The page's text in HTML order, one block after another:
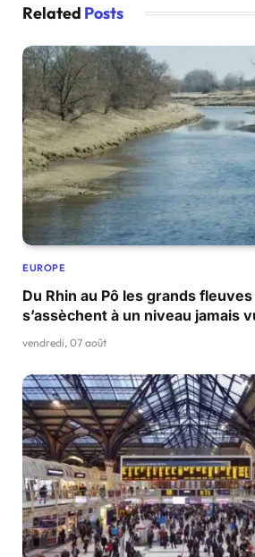
Related Posts
EUROPE
Du Rhin au Pô les grands
s’assèchent à un niveau jamais
vendredi, 07 août